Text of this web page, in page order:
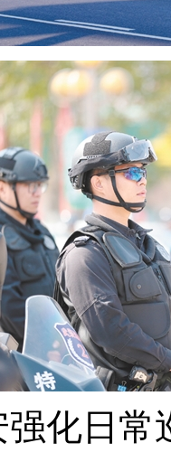
强化日常